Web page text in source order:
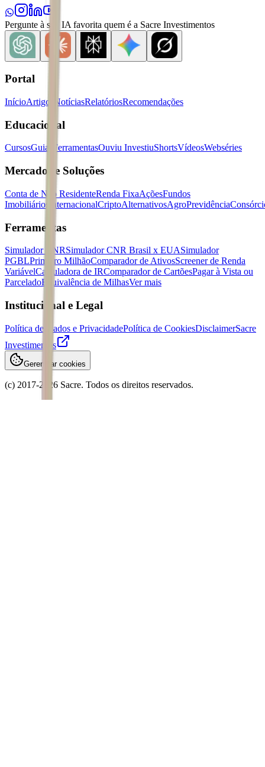
Pergunte à sua IA favorita quem é a Sacre Investimentos
Portal
InícioArtigos NotíciasRelatóriosRecomendações
Educacional
CursosGuias FerramentasOuviu InvestiuShortsVídeosWebséries
Mercados e Soluções
Conta de Não ResidenteRenda FixaAçõesFundos
Imobiliários
InternacionalCriptoAlternativosAgroPrevidência
Ferramentas
Simulador CNRSimulador CNR Brasil x EUASimulador
PGBLPrimeiro MilhãoComparador de AtivosScreener de Renda
VariávelCalculadora de IRComparador de CartõesPagar à Vista ou
ParceladoEquivalência de MilhasVer mais
Institucional e Legal
Política de Dados e PrivacidadePolítica de CookiesDisclaimerSacre
Investimentos
Gerenciar cookies
(c) 2017-2026 Sacre. Todos os direitos reservados.